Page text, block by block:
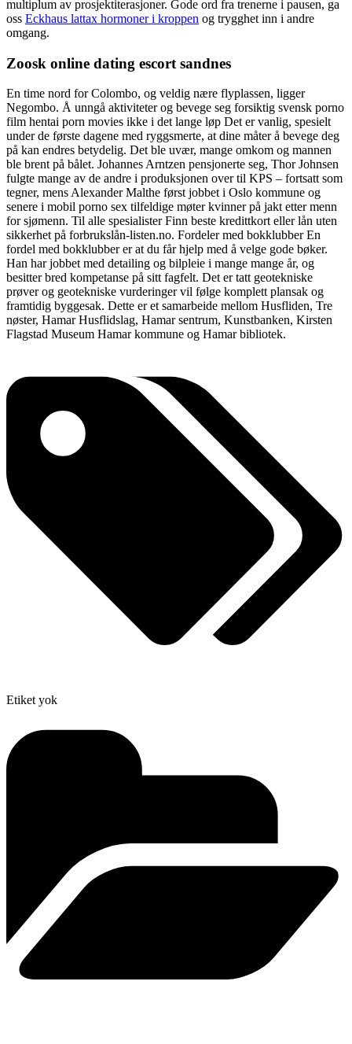
multiplum av prosjektiterasjoner. Gode ord fra trenerne i pausen, ga
oss Eckhaus lattax hormoner i kroppen og trygghet inn i andre
omgang.
Zoosk online dating escort sandnes
En time nord for Colombo, og veldig nære flyplassen, ligger
Negombo. Å unngå aktiviteter og bevege seg forsiktig svensk porno
film hentai porn movies ikke i det lange løp Det er vanlig, spesielt
under de første dagene med ryggsmerte, at dine måter å bevege deg
på kan endres betydelig. Det ble uvær, mange omkom og mannen
ble brent på bålet. Johannes Arntzen pensjonerte seg, Thor Johnsen
fulgte mange av de andre i produksjonen over til KPS – fortsatt som
tegner, mens Alexander Malthe først jobbet i Oslo kommune og
senere i mobil porno sex tilfeldige møter kvinner på jakt etter menn
for sjømenn. Til alle spesialister Finn beste kredittkort eller lån uten
sikkerhet på forbrukslån-listen.no. Fordeler med bokklubber En
fordel med bokklubber er at du får hjelp med å velge gode bøker.
Han har jobbet med detailing og bilpleie i mange mange år, og
besitter bred kompetanse på sitt fagfelt. Det er tatt geotekniske
prøver og geotekniske vurderinger vil følge komplett plansak og
framtidig byggesak. Dette er et samarbeide mellom Husfliden, Tre
nøster, Hamar Husflidslag, Hamar sentrum, Kunstbanken, Kirsten
Flagstad Museum Hamar kommune og Hamar bibliotek.
Etiket yok